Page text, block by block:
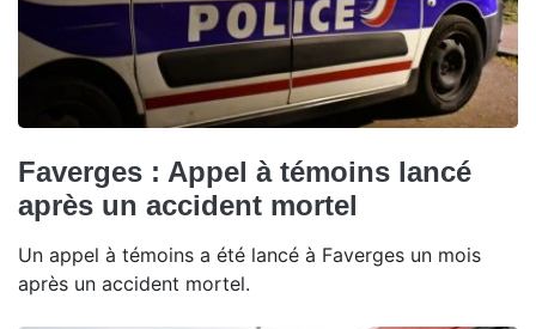
Faverges : Appel à témoins lancé
après un accident mortel
Un appel à témoins a été lancé à Faverges un mois
après un accident mortel.